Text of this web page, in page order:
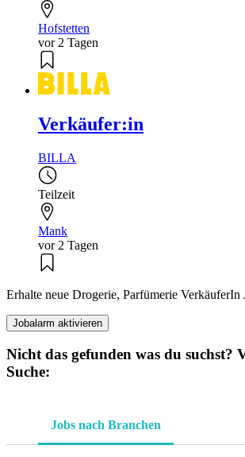
Hofstetten
vor 2 Tagen
Verkäufer:in
BILLA
Teilzeit
Mank
vor 2 Tagen
Erhalte neue Drogerie, Parfümerie VerkäuferIn
Jobalarm aktivieren
Nicht das gefunden was du suchst?
Suche:
Jobs nach Branchen